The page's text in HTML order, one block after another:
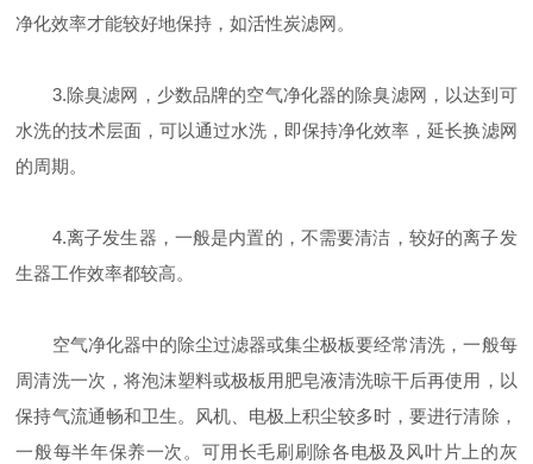
净化效率才能较好地保持，如活性炭滤网。
3.除臭滤网，少数品牌的空气净化器的除臭滤网，以达到可
水洗的技术层面，可以通过水洗，即保持净化效率，延长换滤网
的周期。
4.离子发生器，一般是内置的，不需要清洁，较好的离子发
生器工作效率都较高。
空气净化器中的除尘过滤器或集尘极板要经常清洗，一般每
周清洗一次，将泡沫塑料或极板用肥皂液清洗晾干后再使用，以
保持气流通畅和卫生。风机、电极上积尘较多时，要进行清除，
一般每半年保养一次。可用长毛刷刷除各电极及风叶片上的灰